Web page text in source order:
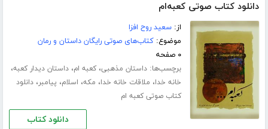
دانلود کتاب صوتی کعبه‌ام
از:سعید روح افزا
موضوع:کتاب‌های صوتی رایگان داستان و رمان
۰ صفحه
برچسب‌ها:داستان مذهبی،کعبه ام،داستان دیدار کعبه،
خانه خدا، ملاقات خانه خدا، مکه، اسلام، پیامبر،دانلود
کتاب صوتی کعبه ام
دانلود کتاب